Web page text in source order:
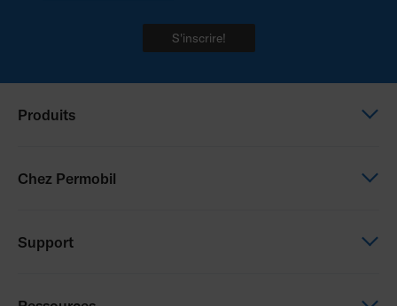
S'inscrire!
Produits
Chez Permobil
Support